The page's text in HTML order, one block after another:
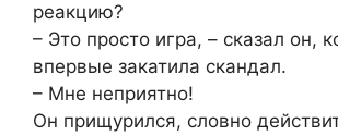
реакцию?
– Это просто игра, – сказал он,
впервые закатила скандал.
– Мне неприятно!
Он прищурился, словно